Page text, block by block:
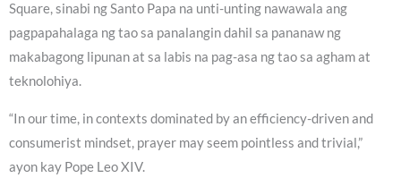
Square, sinabi ng Santo Papa na unti-unting nawawala ang
pagpapahalaga ng tao sa panalangin dahil sa pananaw ng
makabagong lipunan at sa labis na pag-asa ng tao sa agham at
teknolohiya.
“In our time, in contexts dominated by an efficiency-driven and
consumerist mindset, prayer may seem pointless and trivial,”
ayon kay Pope Leo XIV.